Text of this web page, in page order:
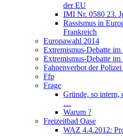
der EU
IMI Nr. 0580 23.
Rassismus in
Frankreich
Europawahl 2014
Extremismus-Debatte im
Extremismus-Debatte im
Fahnenverbot der
Ffp
Frage
Gründe, so intern,
…
Warum ?
Freizeitbad Oase
WAZ 4.4.2012: